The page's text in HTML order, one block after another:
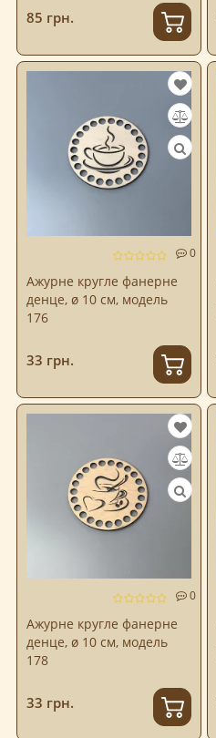
85 грн.
0
Ажурне кругле фанерне
денце, ø 10 см, модель
176
33 грн.
0
Ажурне кругле фанерне
денце, ø 10 см, модель
178
33 грн.